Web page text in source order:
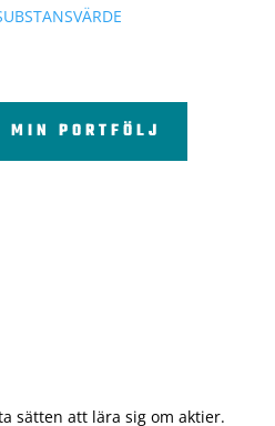
PORTFÖLJ
sätten att lära sig om aktier.